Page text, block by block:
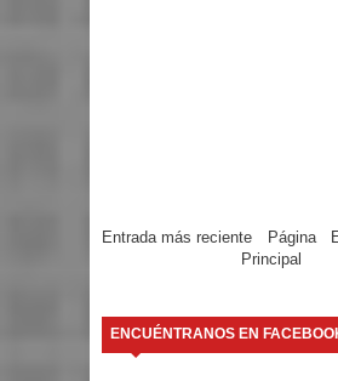
Entrada más reciente
Página
Principal
ENCUÉNTRANOS EN